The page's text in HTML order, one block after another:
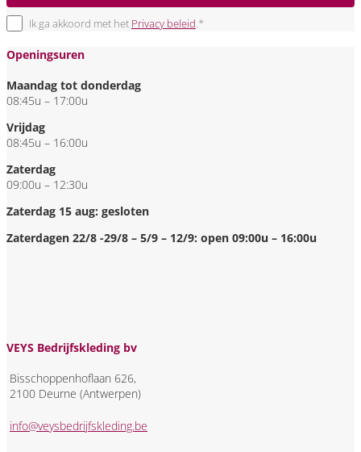
Ik ga akkoord met het Privacy beleid.*
Openingsuren
Maandag tot donderdag
08:45u – 17:00u
Vrijdag
08:45u – 16:00u
Zaterdag
09:00u – 12:30u
Zaterdag 15 aug: gesloten
Zaterdagen 22/8 -29/8 – 5/9 – 12/9: open 09:00u – 16:00u
VEYS Bedrijfskleding bv
Bisschoppenhoflaan 626,
2100 Deurne (Antwerpen)
info@veysbedrijfskleding.be